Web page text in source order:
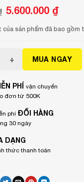
Giá
gốc
7.000.000 ₫.
5.600.000 ₫Giá
là:
của sản phẩm đã bao gồm
Nữ Burberry White
MUA NGAY
PHÍ vận chuyển
đơn từ 500K
phíĐỔI HÀNG
30 ngày
DẠNG
thức thanh toán